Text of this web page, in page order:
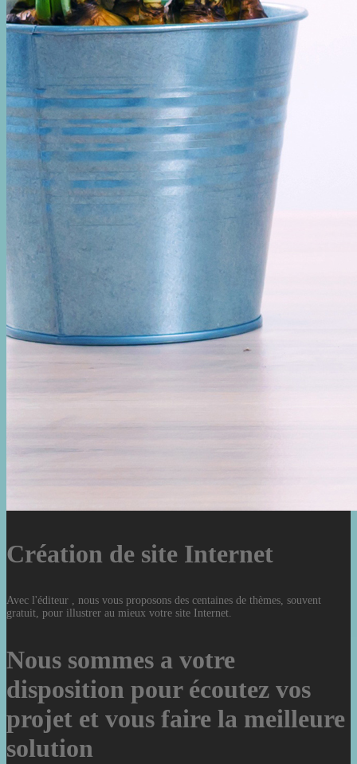
Création de site Internet
Avec l'éditeur , nous vous proposons des centaines de thèmes, souvent
gratuit, pour illustrer au mieux votre site Internet.
Nous sommes a votre
disposition pour écoutez vos
projet et vous faire la meilleure
solution